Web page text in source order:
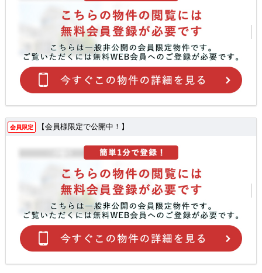
会員限定 【会員様限定で公開中！】